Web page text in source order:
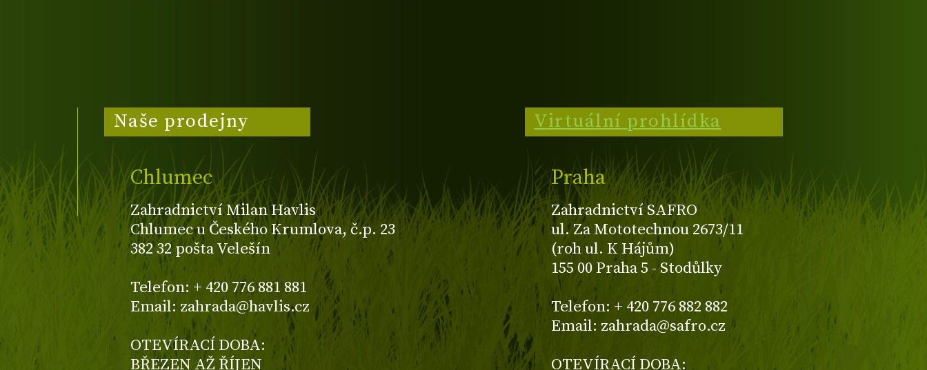
Naše prodejny
Chlumec
Zahradnictví Milan Havlis
Chlumec u Českého Krumlova, č.p. 23
382 32 pošta Velešín
Telefon: + 420 776 881 881
Email: zahrada@havlis.cz
OTEVÍRACÍ DOBA:
BŘEZEN AŽ ŘÍJEN
Virtuální prohlídka
Praha
Zahradnictví SAFRO
ul. Za Mototechnou 2673/11
(roh ul. K Hájům)
155 00 Praha 5 - Stodůlky
Telefon: + 420 776 882 882
Email: zahrada@safro.cz
OTEVÍRACÍ DOBA: